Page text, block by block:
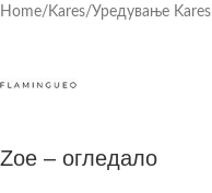
Home/ Kares/Уредување Kares
Zoe – огледало